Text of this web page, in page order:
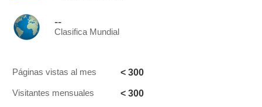
--
Clasifica Mundial
Páginas vistas al mes < 300
Visitantes mensuales < 300